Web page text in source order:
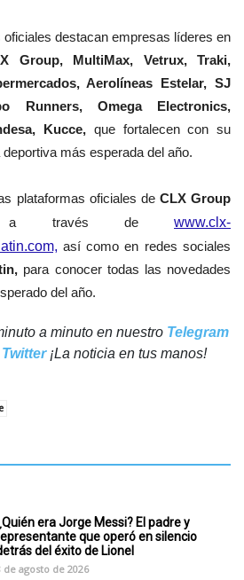
oficiales destacan empresas líderes en
Group, MultiMax, Vetrux, Traki,
Aerolíneas Estelar, SJ
Runners, Omega Electronics,
Kucce, que fortalecen con su
más esperada del año.
plataformas oficiales de CLX Group
través dewww.clx-
así como en redes sociales
para conocer todas las novedades
del año.
a minuto en nuestro Telegram
Twitter¡La noticia en tus manos!
era Jorge Messi? El padre y
que operó en silencio
del éxito de Lionel
de agosto de 2026